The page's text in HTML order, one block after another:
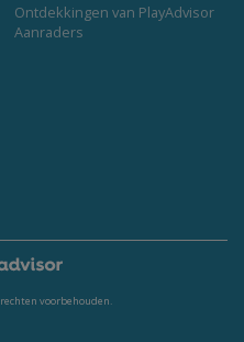
Ontdekkingen van PlayAdvisor
Aanraders
voorbehouden.